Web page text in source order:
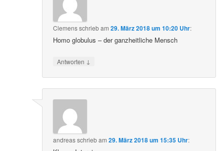
Clemensschriebam29. März 2018 um 10:20 Uhr:
Homo globulus – der ganzheitliche Mensch
Antworten ↓
andreasschriebam29. März 2018 um 15:35 Uhr: